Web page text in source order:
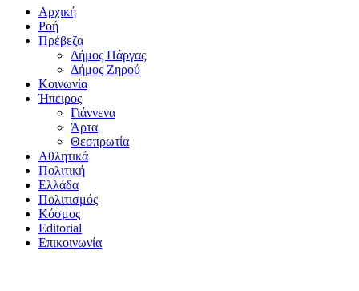
Αρχική
Ροή
Πρέβεζα
Δήμος Πάργας
Δήμος Ζηρού
Κοινωνία
Ήπειρος
Γιάννενα
Άρτα
Θεσπρωτία
Αθλητικά
Πολιτική
Ελλάδα
Πολιτισμός
Κόσμος
Editorial
Επικοινωνία